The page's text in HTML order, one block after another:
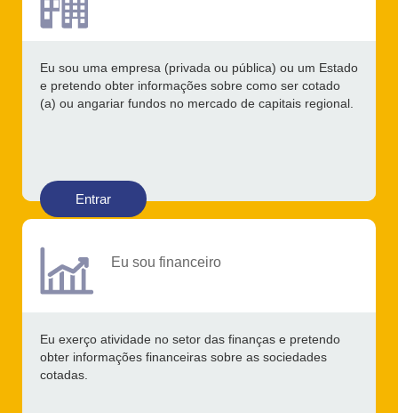
Eu sou uma empresa (privada ou pública) ou um Estado
e pretendo obter informações sobre como ser cotado
(a) ou angariar fundos no mercado de capitais regional.
Entrar
Eu sou financeiro
Eu exerço atividade no setor das finanças e pretendo
obter informações financeiras sobre as sociedades
cotadas.